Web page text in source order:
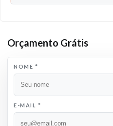
Orçamento Grátis
NOME *
E-MAIL *